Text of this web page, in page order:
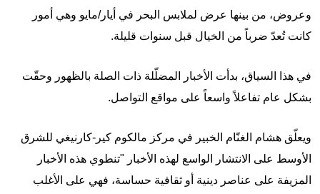
وعروض، من بينها عرض لملابس البحر في أيار/مايو وهي أمور
كانت تُعدّ ضرباً من الخيال قبل سنوات قليلة.
في هذا السياق، بدأت الأخبار المضلّلة ذات الصلة بالظهور وحقّت
بشكل عام تفاعلاً واسعاً على مواقع التواصل.
ويعلّق هشام الغنّام الخبير في مركز مالكوم كير-كارنيغي للشرق
الأوسط على الانتشار الواسع لهذه الأخبار "تنطوي هذه الأخبار
المزيفة على عناصر دينية أو ثقافية حساسة، فهي على الأغلب